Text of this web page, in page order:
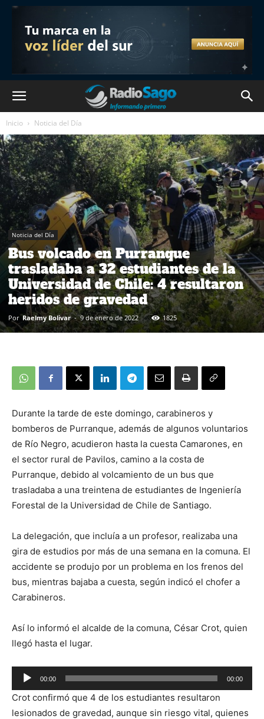
Inicio Noticia del Día
Noticia del Día
Bus volcado en Purranque
trasladaba a 32 estudiantes de la
Universidad de Chile: 4 resultaron
heridos de gravedad
Por Raelmy Bolivar - 9 de enero de 2022 1825
Durante la tarde de este domingo, carabineros y
bomberos de Purranque, además de algunos voluntarios
de Río Negro, acudieron hasta la cuesta Camarones, en
el sector rural de Pavilos, camino a la costa de
Purranque, debido al volcamiento de un bus que
trasladaba a una treintena de estudiantes de Ingeniería
Forestal de la Universidad de Chile de Santiago.
La delegación, que incluía a un profesor, realizaba una
gira de estudios por más de una semana en la comuna. El
accidente se produjo por un problema en los frenos del
bus, mientras bajaba a cuesta, según indicó el chofer a
Carabineros.
Así lo informó el alcalde de la comuna, César Crot, quien
llegó hasta el lugar.
Reproductor
de
audio
00:00 00:00
Crot confirmó que 4 de los estudiantes resultaron
lesionados de gravedad, aunque sin riesgo vital, quienes